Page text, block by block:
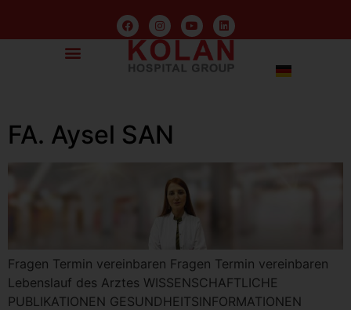
FA. Aysel SAN
Fragen Termin vereinbaren Fragen Termin vereinbaren
Lebenslauf des Arztes WISSENSCHAFTLICHE
PUBLIKATIONEN GESUNDHEITSINFORMATIONEN